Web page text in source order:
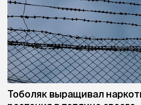
Тоболяк выращивал